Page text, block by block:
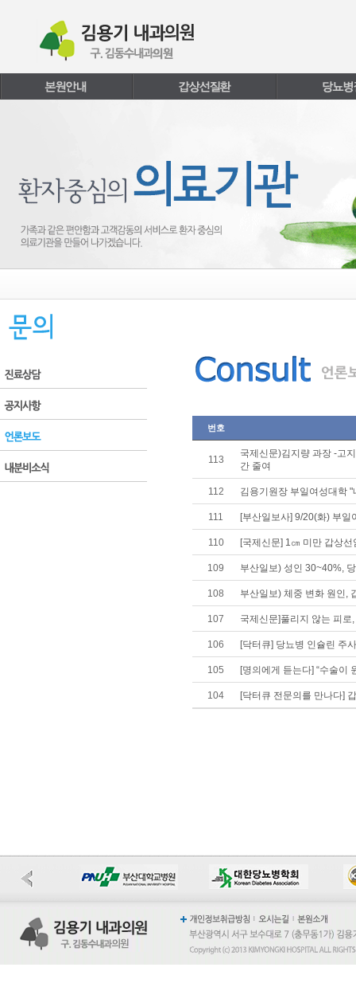
번호
113
국제신문)김지량 과장 -고
간 줄여
112 김용기원장 부일여성대학
111 [부산일보사] 9/20(화) 부
110 [국제신문] 1㎝ 미만 갑상
109 부산일보) 성인 30~40%,
108 부산일보) 체중 변화 원인,
107 국제신문]풀리지 않는 피로
106 [닥터큐] 당뇨병 인슐린 주
105 [명의에게 듣는다] “수술이
104 [닥터큐 전문의를 만나다]